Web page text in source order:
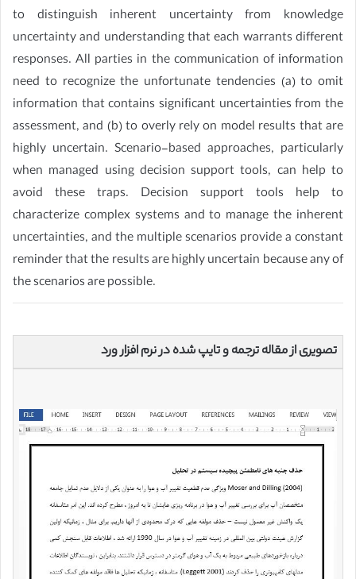
to distinguish inherent uncertainty from knowledge
uncertainty and understanding that each warrants different
responses. All parties in the communication of information
need to recognize the unfortunate tendencies (a) to omit
information that contains significant uncertainties from the
assessment, and (b) to overly rely on model results that are
highly uncertain. Scenario-based approaches, particularly
when managed using decision support tools, can help to
avoid these traps. Decision support tools help to
characterize complex systems and to manage the inherent
uncertainties, and the multiple scenarios provide a constant
reminder that the results are highly uncertain because any of
the scenarios are possible.
تصویری از مقاله ترجمه و تایپ شده در نرم افزار ورد